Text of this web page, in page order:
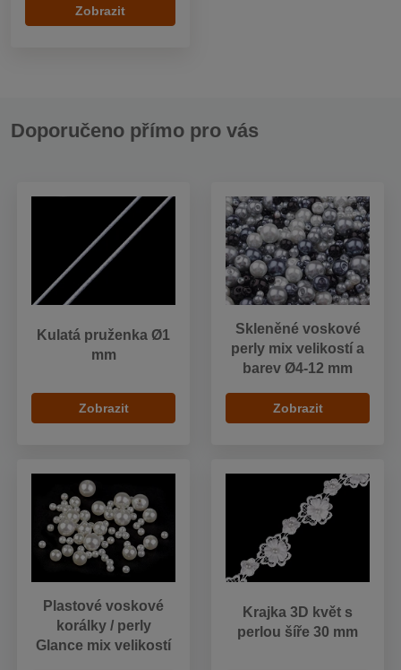
Zobrazit
Doporučeno přímo pro vás
Kulatá pruženka Ø1
mm
Zobrazit
Skleněné voskové
perly mix velikostí a
barev Ø4-12 mm
Zobrazit
Plastové voskové
korálky / perly
Glance mix velikostí
Krajka 3D květ s
perlou šíře 30 mm